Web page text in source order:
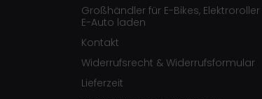
Großhändler für E-Bikes,
E-Auto laden
Kontakt
Widerrufsrecht & Widerrufsformular
Lieferzeit